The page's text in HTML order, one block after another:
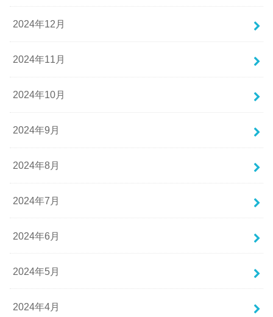
2024年12月
2024年11月
2024年10月
2024年9月
2024年8月
2024年7月
2024年6月
2024年5月
2024年4月